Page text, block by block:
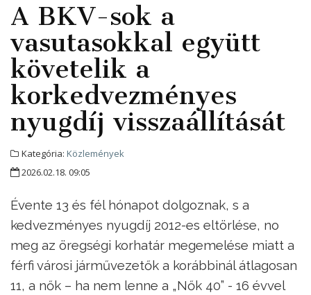
A BKV-sok a
vasutasokkal együtt
követelik a
korkedvezményes
nyugdíj visszaállítását
Kategória: Közlemények
2026.02.18. 09:05
Évente 13 és fél hónapot dolgoznak, s a
kedvezményes nyugdíj 2012-es eltörlése, no
meg az öregségi korhatár megemelése miatt a
férfi városi járművezetők a korábbinál átlagosan
11, a nők – ha nem lenne a „Nők 40” - 16 évvel